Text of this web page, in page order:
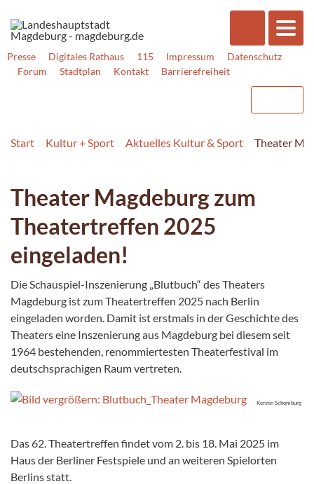
Presse Digitales Rathaus 115 Impressum
Datenschutz
Forum
Stadtplan Kontakt Barrierefreiheit
Start Kultur + Sport Aktuelles Kultur & Sport Theater
Theater Magdeburg zum
Theatertreffen 2025
eingeladen!
Die Schauspiel-Inszenierung „Blutbuch“ des Theaters
Magdeburg ist zum Theatertreffen 2025 nach Berlin
eingeladen worden. Damit ist erstmals in der Geschichte des
Theaters eine Inszenierung aus Magdeburg bei diesem seit
1964 bestehenden, renommiertesten Theaterfestival im
deutschsprachigen Raum vertreten.
Kerstin Schomburg
Das 62. Theatertreffen findet vom 2. bis 18. Mai 2025 im
Haus der Berliner Festspiele und an weiteren Spielorten
Berlins statt.